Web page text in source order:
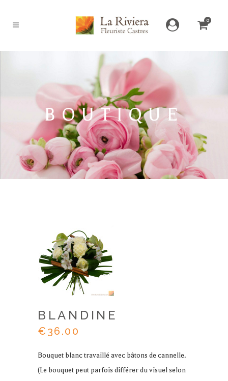
0
BOUTIQUE
BLANDINE
€ 36.00
Bouquet blanc travaillé avec bâtons de cannelle.
(Le bouquet peut parfois différer du visuel selon